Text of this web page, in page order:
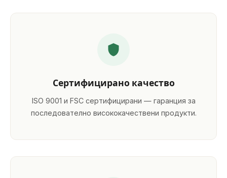
Сертифицирано качество
ISO 9001 и FSC сертифицирани — гаранция за
последователно висококачествени продукти.